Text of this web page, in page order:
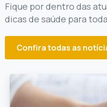
Fique por dentro das
dicas de saúde para
Confira todas as